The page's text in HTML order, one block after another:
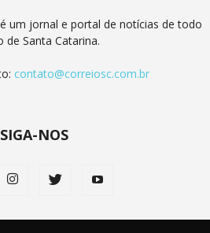
um jornal e portal de notícias de todo
de Santa Catarina.
contato@correiosc.com.br
SIGA-NOS